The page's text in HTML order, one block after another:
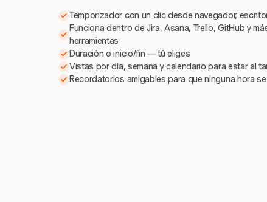
Temporizador con un clic desde navegador,
Funciona dentro de Jira, Asana, Trello, GitHub y
herramientas
Duración o inicio/fin — tú eliges
Vistas por día, semana y calendario para estar al
Recordatorios amigables para que ninguna hora